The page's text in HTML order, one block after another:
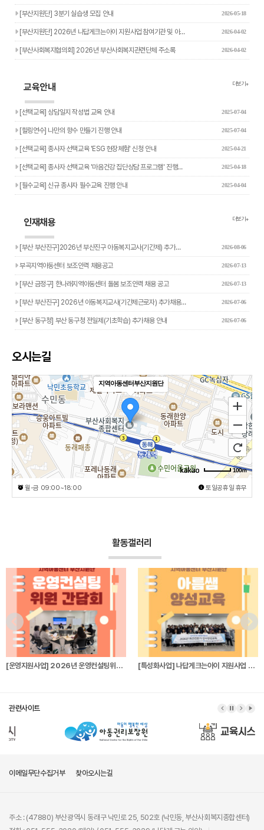
[부산지원단] 3분기 실습생 모집 안내 2026-05-18
[부산지원단] 2026년 나답게크는아이 지원사업 참여기관 및 아… 2026-04-02
[부산사회복지협의회] 2026년 부산사회복지관련단체 주소록 2026-04-02
교육안내 더보기+
[선택교육] 상담일지 작성법 교육 안내 2025-07-04
[힐링연수] 나만의 향수 만들기 진행 안내 2025-07-04
[선택교육] 종사자 선택교육 'ESG 현장체험' 신청 안내 2025-04-21
[선택교육] 종사자 선택교육 '마음건강 집단상담 프로그램' 진행… 2025-04-18
[필수교육] 신규 종사자 필수교육 진행 안내 2025-04-04
인재채용 더보기+
[부산 부산진구]2026년 부산진구 아동복지교사(기간제) 추가… 2026-08-06
부곡지역아동센터 보조인력 채용공고 2026-07-13
[부산 금정구] 한나래지역아동센터 돌봄 보조인력 채용 공고 2026-07-13
[부산 부산진구] 2026년 아동복지교사(기간제근로자) 추가채용… 2026-07-06
[부산 동구청] 부산 동구청 전일제(기초학습) 추가채용 안내 2026-07-06
오시는길
지역아동센터부산지원단
100m
월-금 09:00~18:00 토일공휴일 휴무
활동갤러리
[운영지원사업] 2026년 운영컨설팅위원 간… [특성화사업] 나답게크는아이 지원사업 파견전…
관련사이트
이메일무단수집거부 찾아오시는길
주소 : (47880) 부산광역시 동래구 낙민로 25, 502호 (낙민동, 부산사회복지종합센터)